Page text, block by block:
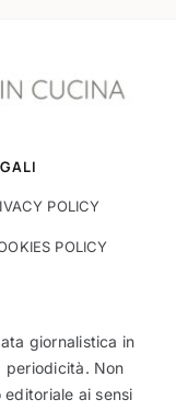
POLICY
POLICY
giornalistica in
periodicità. Non
ai sensi